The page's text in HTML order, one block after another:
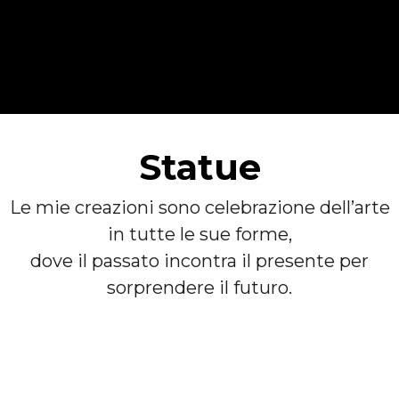
Statue
Le mie creazioni sono celebrazione dell’arte
in tutte le sue forme,
dove il passato incontra il presente per
sorprendere il futuro.